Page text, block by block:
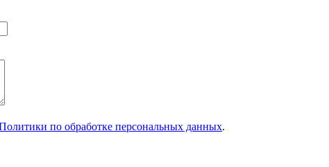
по обработке персональных данных.